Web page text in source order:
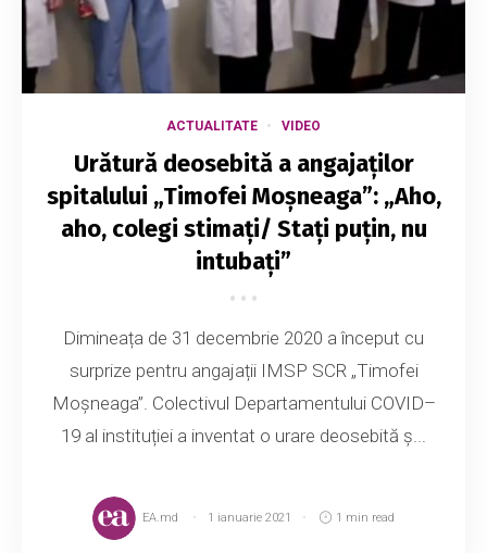
ACTUALITATE VIDEO
Urătură deosebită a angajaților
spitalului „Timofei Moșneaga”: „Aho,
aho, colegi stimați/ Stați puțin, nu
intubați”
Dimineața de 31 decembrie 2020 a început cu
surprize pentru angajații IMSP SCR „Timofei
Moșneaga”. Colectivul Departamentului COVID–
19 al instituției a inventat o urare deosebită ș...
EA.md 1 ianuarie 2021 1 min read